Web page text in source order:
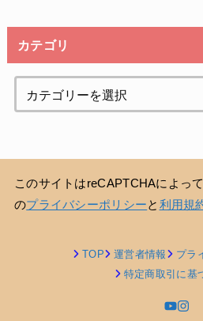
カテゴリ
このサイトはreCAPTCHAによっ
のプライバシーポリシーと 利用規
TOP 運営者情報
プラ
特定商取引に基